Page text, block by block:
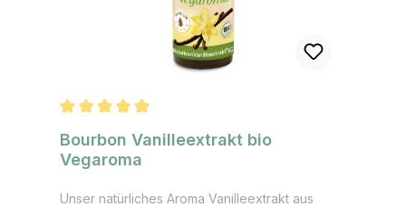
Bourbon Vanilleextrakt bio
Vegaroma
Unser natürliches Aroma Vanilleextrakt aus